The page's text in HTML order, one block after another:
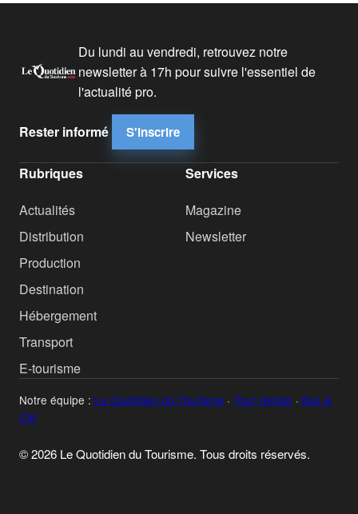
Du lundi au vendredi, retrouvez notre
newsletter à 17h pour suivre l'essentiel de
l'actualité pro.
Rester informé S'inscrire
Rubriques
Actualités
Distribution
Production
Destination
Hébergement
Transport
E-tourisme
Services
Magazine
Newsletter
Notre équipe : Le Quotidien du Tourisme · Tour Hebdo · Bus &
Car
© 2026 Le Quotidien du Tourisme. Tous droits réservés.